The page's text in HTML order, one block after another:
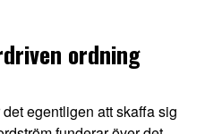
ordning
egentligen att skaffa sig